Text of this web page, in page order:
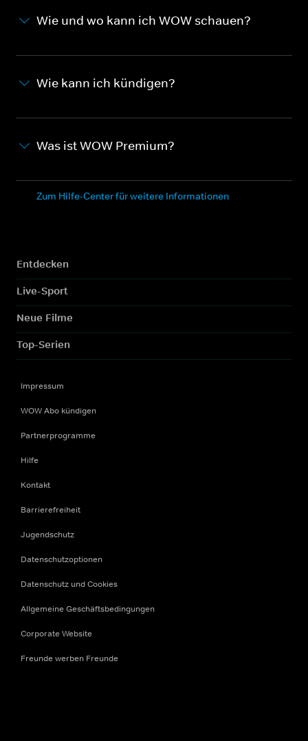
Wie und wo kann ich WOW schauen?
Wie kann ich kündigen?
Was ist WOW Premium?
Zum Hilfe-Center für weitere Informationen
Entdecken
Live-Sport
Neue Filme
Top-Serien
Impressum
WOW Abo kündigen
Partnerprogramme
Hilfe
Kontakt
Barrierefreiheit
Jugendschutz
Datenschutzoptionen
Datenschutz und Cookies
Allgemeine Geschäftsbedingungen
Corporate Website
Freunde werben Freunde